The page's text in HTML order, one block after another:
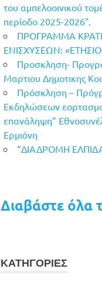
του αμπελοοινικού
περίοδο 2025-2026″.
ΠΡΟΓΡΑΜΜΑ
ΕΝΙΣΧΥΣΕΩΝ:
Προσκληση-
Μαρτιου Δημοτικης
Πρόσκληση –
Εκδηλώσεων
επανάληψη”
Ερμιόνη
“ΔΙΑΔΡΟΜΗ
Διαβάστε όλα
ΚΑΤΗΓΟΡΙΕΣ